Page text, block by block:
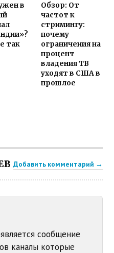
в
так
Обзор: От
частот к
стримингу:
почему
ограничения на
процент
владения ТВ
уходят в США в
прошлое
Добавить комментарий →
сообщение
каналы которые